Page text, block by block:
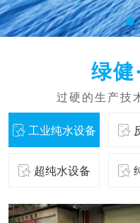
工业纯水设备
超纯水设备